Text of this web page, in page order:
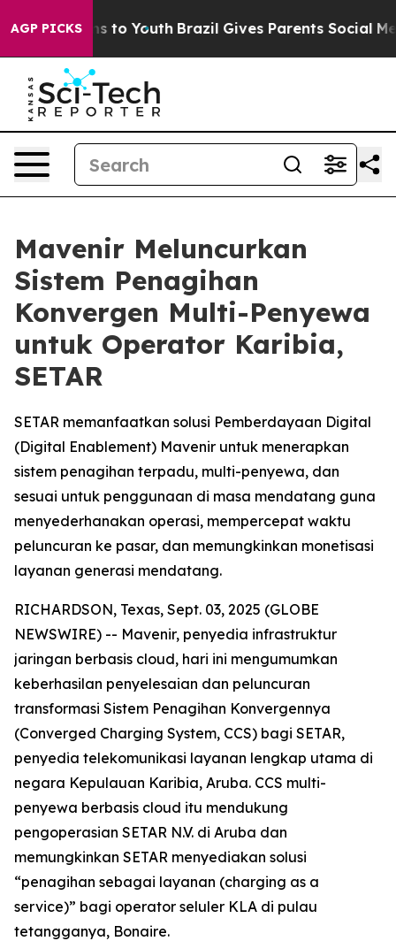
AGP PICKS
Harms to Youth Brazil Gives Parents Social Media
Mavenir Meluncurkan
Sistem Penagihan
Konvergen Multi-Penyewa
untuk Operator Karibia,
SETAR
SETAR memanfaatkan solusi Pemberdayaan Digital
(Digital Enablement) Mavenir untuk menerapkan
sistem penagihan terpadu, multi-penyewa, dan
sesuai untuk penggunaan di masa mendatang guna
menyederhanakan operasi, mempercepat waktu
peluncuran ke pasar, dan memungkinkan monetisasi
layanan generasi mendatang.
RICHARDSON, Texas, Sept. 03, 2025 (GLOBE
NEWSWIRE) -- Mavenir, penyedia infrastruktur
jaringan berbasis cloud, hari ini mengumumkan
keberhasilan penyelesaian dan peluncuran
transformasi Sistem Penagihan Konvergennya
(Converged Charging System, CCS) bagi SETAR,
penyedia telekomunikasi layanan lengkap utama di
negara Kepulauan Karibia, Aruba. CCS multi-
penyewa berbasis cloud itu mendukung
pengoperasian SETAR N.V. di Aruba dan
memungkinkan SETAR menyediakan solusi
“penagihan sebagai layanan (charging as a
service)” bagi operator seluler KLA di pulau
tetangganya, Bonaire.